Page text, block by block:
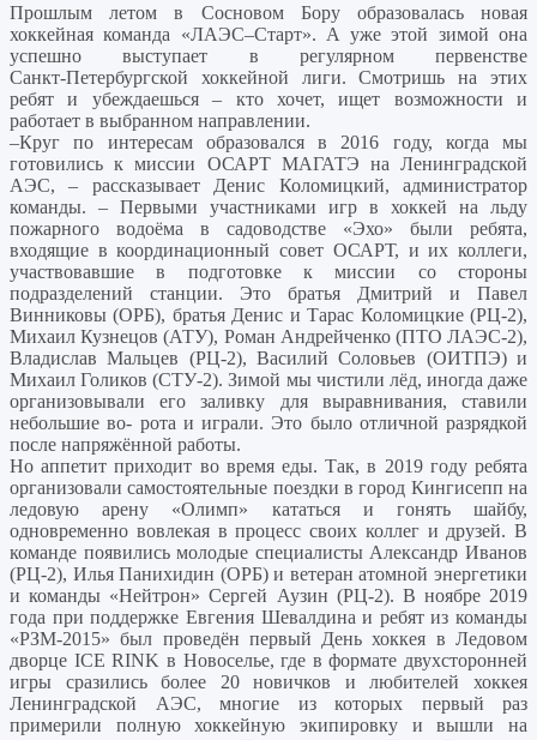
Прошлым летом в Сосновом Бору образовалась новая
хоккейная команда «ЛАЭС–Старт». А уже этой зимой она
успешно выступает в регулярном первенстве
Санкт‑Петербургской хоккейной лиги. Смотришь на этих
ребят и убеждаешься – кто хочет, ищет возможности и
работает в выбранном направлении.
–Круг по интересам образовался в 2016 году, когда мы
готовились к миссии ОСАРТ МАГАТЭ на Ленинградской
АЭС, – рассказывает Денис Коломицкий, администратор
команды. – Первыми участниками игр в хоккей на льду
пожарного водоёма в садоводстве «Эхо» были ребята,
входящие в координационный совет ОСАРТ, и их коллеги,
участвовавшие в подготовке к миссии со стороны
подразделений станции. Это братья Дмитрий и Павел
Винниковы (ОРБ), братья Денис и Тарас Коломицкие (РЦ‑2),
Михаил Кузнецов (АТУ), Роман Андрейченко (ПТО ЛАЭС‑2),
Владислав Мальцев (РЦ‑2), Василий Соловьев (ОИТПЭ) и
Михаил Голиков (СТУ‑2). Зимой мы чистили лёд, иногда даже
организовывали его заливку для выравнивания, ставили
небольшие во‑ рота и играли. Это было отличной разрядкой
после напряжённой работы.
Но аппетит приходит во время еды. Так, в 2019 году ребята
организовали самостоятельные поездки в город Кингисепп на
ледовую арену «Олимп» кататься и гонять шайбу,
одновременно вовлекая в процесс своих коллег и друзей. В
команде появились молодые специалисты Александр Иванов
(РЦ‑2), Илья Панихидин (ОРБ) и ветеран атомной энергетики
и команды «Нейтрон» Сергей Аузин (РЦ‑2). В ноябре 2019
года при поддержке Евгения Шевалдина и ребят из команды
«РЗМ‑2015» был проведён первый День хоккея в Ледовом
дворце ICE RINK в Новоселье, где в формате двухсторонней
игры сразились более 20 новичков и любителей хоккея
Ленинградской АЭС, многие из которых первый раз
примерили полную хоккейную экипировку и вышли на